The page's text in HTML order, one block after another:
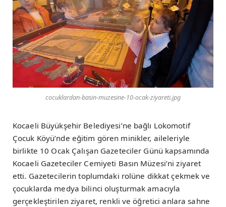
cocuklardan-basin-muzesine-10-ocak-ziyareti.jpg
Kocaeli Büyükşehir Belediyesi’ne bağlı Lokomotif
Çocuk Köyü’nde eğitim gören minikler, aileleriyle
birlikte 10 Ocak Çalışan Gazeteciler Günü kapsamında
Kocaeli Gazeteciler Cemiyeti Basın Müzesi’ni ziyaret
etti. Gazetecilerin toplumdaki rolüne dikkat çekmek ve
çocuklarda medya bilinci oluşturmak amacıyla
gerçekleştirilen ziyaret, renkli ve öğretici anlara sahne